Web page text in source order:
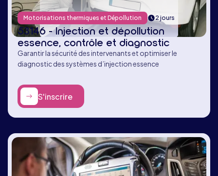
Motorisations thermiques et Dépollution 2 jours
53146 - Injection et dépollution
essence, contrôle et diagnostic
Garantir la sécurité des intervenants et optimiser le
diagnostic des systèmes d’injection essence
S'inscrire